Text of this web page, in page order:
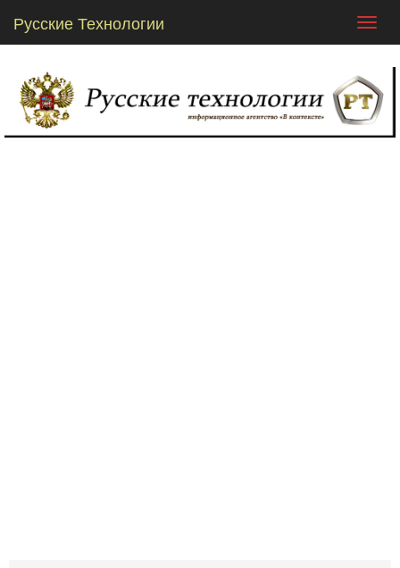
Русские Технологии